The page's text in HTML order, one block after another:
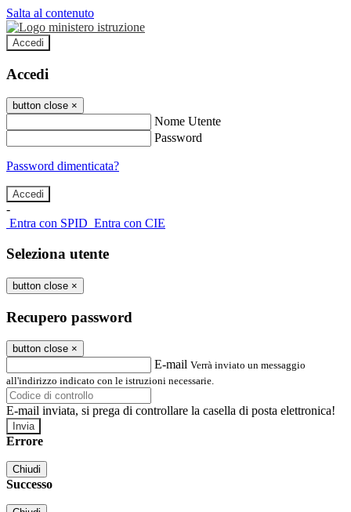
Salta al contenuto
Accedi
Accedi
button close ×
Nome Utente
Password
Password dimenticata?
-
Entra con SPID Entra con CIE
Seleziona utente
button close ×
Recupero password
button close ×
E-mail Verrà inviato un messaggio
all'indirizzo indicato con le istruzioni necessarie.
E-mail inviata, si prega di controllare la casella di posta elettronica!
Errore
Chiudi
Successo